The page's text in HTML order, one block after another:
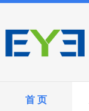
首 页